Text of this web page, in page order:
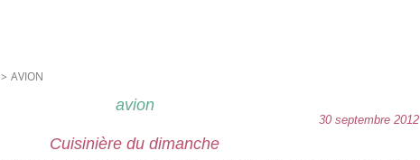
> AVION
avion
30 septembre 2012
Cuisinière du dimanche